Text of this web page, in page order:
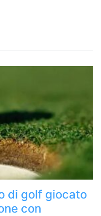
di golf giocato
con